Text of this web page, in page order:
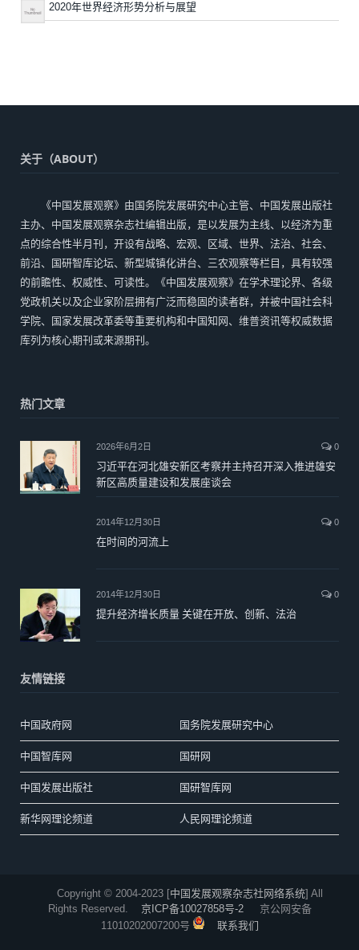
2020年世界经济形势分析与展望
关于（ABOUT）
《中国发展观察》由国务院发展研究中心主管、中国发展出版社
主办、中国发展观察杂志社编辑出版，是以发展为主线、以经济为重
点的综合性半月刊，开设有战略、宏观、区域、世界、法治、社会、
前沿、国研智库论坛、新型城镇化讲台、三农观察等栏目，具有较强
的前瞻性、权威性、可读性。《中国发展观察》在学术理论界、各级
党政机关以及企业家阶层拥有广泛而稳固的读者群，并被中国社会科
学院、国家发展改革委等重要机构和中国知网、维普资讯等权威数据
库列为核心期刊或来源期刊。
热门文章
2026年6月2日 0
习近平在河北雄安新区考察并主持召开深入推进雄安
新区高质量建设和发展座谈会
2014年12月30日 0
在时间的河流上
2014年12月30日 0
提升经济增长质量 关键在开放、创新、法治
友情链接
中国政府网 国务院发展研究中心
中国智库网 国研网
中国发展出版社 国研智库网
新华网理论频道 人民网理论频道
Copyright © 2004-2023 [中国发展观察杂志社网络系统] All
Rights Reserved. 京ICP备10027858号-2京公网安备
11010202007200号
联系我们